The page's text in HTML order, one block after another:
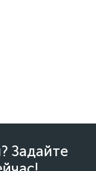
Задайте